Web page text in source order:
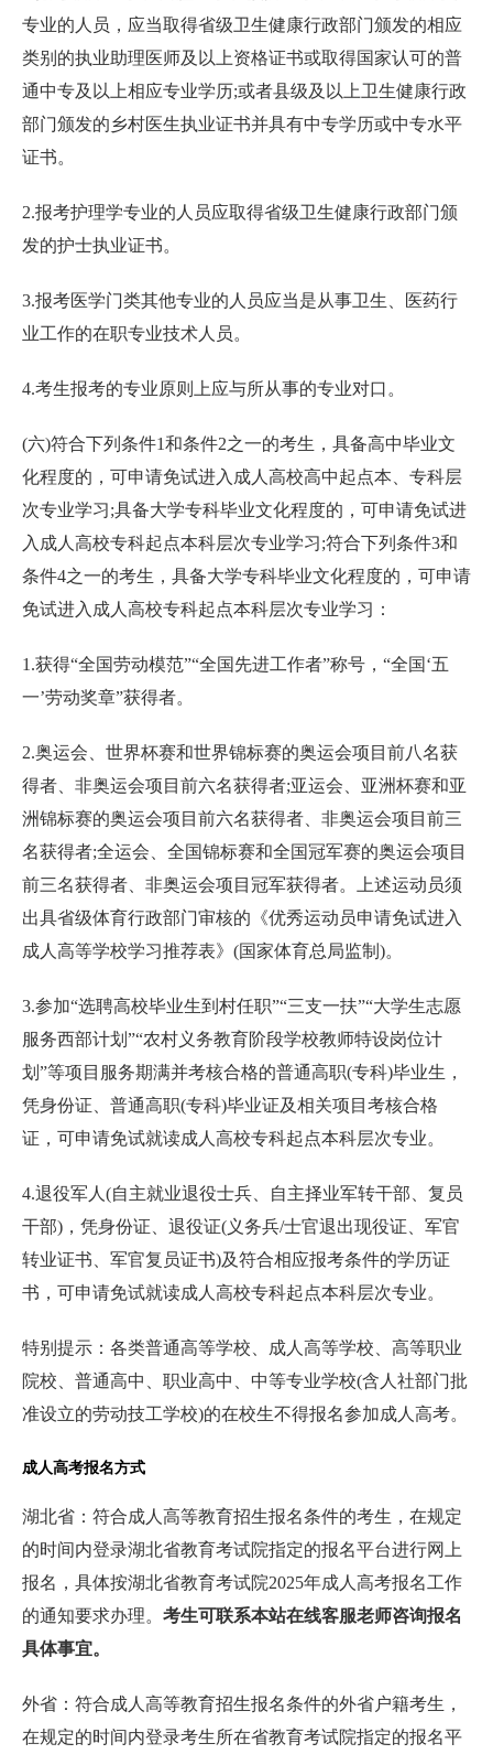
专业的人员，应当取得省级卫生健康行政部门颁发的相应
类别的执业助理医师及以上资格证书或取得国家认可的普
通中专及以上相应专业学历;或者县级及以上卫生健康行政
部门颁发的乡村医生执业证书并具有中专学历或中专水平
证书。
2.报考护理学专业的人员应取得省级卫生健康行政部门颁
发的护士执业证书。
3.报考医学门类其他专业的人员应当是从事卫生、医药行
业工作的在职专业技术人员。
4.考生报考的专业原则上应与所从事的专业对口。
(六)符合下列条件1和条件2之一的考生，具备高中毕业文
化程度的，可申请免试进入成人高校高中起点本、专科层
次专业学习;具备大学专科毕业文化程度的，可申请免试进
入成人高校专科起点本科层次专业学习;符合下列条件3和
条件4之一的考生，具备大学专科毕业文化程度的，可申请
免试进入成人高校专科起点本科层次专业学习：
1.获得“全国劳动模范”“全国先进工作者”称号，“全国‘五
一’劳动奖章”获得者。
2.奥运会、世界杯赛和世界锦标赛的奥运会项目前八名获
得者、非奥运会项目前六名获得者;亚运会、亚洲杯赛和亚
洲锦标赛的奥运会项目前六名获得者、非奥运会项目前三
名获得者;全运会、全国锦标赛和全国冠军赛的奥运会项目
前三名获得者、非奥运会项目冠军获得者。上述运动员须
出具省级体育行政部门审核的《优秀运动员申请免试进入
成人高等学校学习推荐表》(国家体育总局监制)。
3.参加“选聘高校毕业生到村任职”“三支一扶”“大学生志愿
服务西部计划”“农村义务教育阶段学校教师特设岗位计
划”等项目服务期满并考核合格的普通高职(专科)毕业生，
凭身份证、普通高职(专科)毕业证及相关项目考核合格
证，可申请免试就读成人高校专科起点本科层次专业。
4.退役军人(自主就业退役士兵、自主择业军转干部、复员
干部)，凭身份证、退役证(义务兵/士官退出现役证、军官
转业证书、军官复员证书)及符合相应报考条件的学历证
书，可申请免试就读成人高校专科起点本科层次专业。
特别提示：各类普通高等学校、成人高等学校、高等职业
院校、普通高中、职业高中、中等专业学校(含人社部门批
准设立的劳动技工学校)的在校生不得报名参加成人高考。
成人高考报名方式
湖北省：符合成人高等教育招生报名条件的考生，在规定
的时间内登录湖北省教育考试院指定的报名平台进行网上
报名，具体按湖北省教育考试院2025年成人高考报名工作
的通知要求办理。 考生可联系本站在线客服老师咨询报名
具体事宜。
外省：符合成人高等教育招生报名条件的外省户籍考生，
在规定的时间内登录考生所在省教育考试院指定的报名平